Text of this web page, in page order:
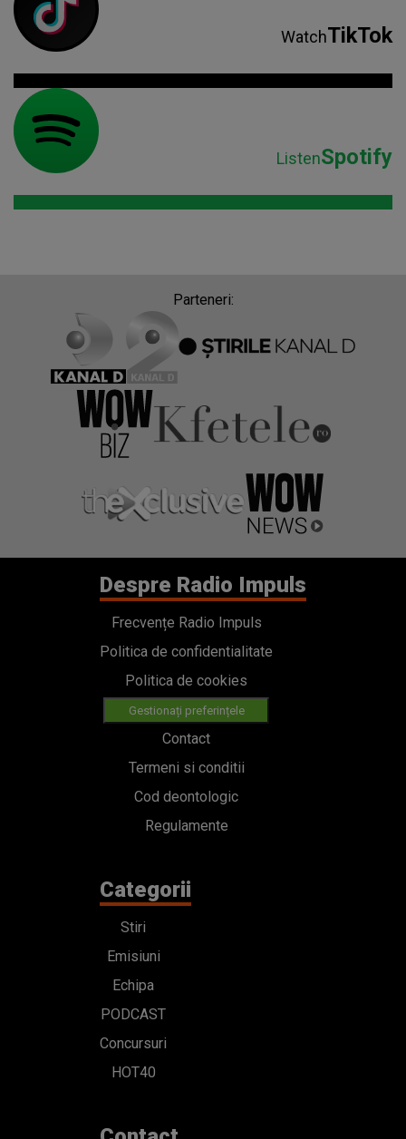
WatchTikTok
ListenSpotify
Parteneri:
Despre Radio Impuls
Frecvențe Radio Impuls
Politica de confidentialitate
Politica de cookies
Gestionați preferințele
Contact
Termeni si conditii
Cod deontologic
Regulamente
Categorii
Stiri
Emisiuni
Echipa
PODCAST
Concursuri
HOT40